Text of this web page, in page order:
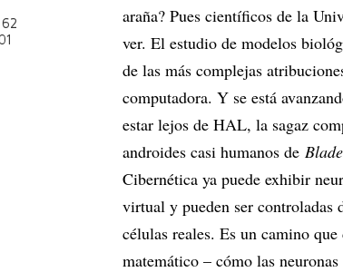
62
araña? Pues científicos de la
ver. El estudio de modelos
de las más complejas
computadora. Y se está
estar lejos de HAL, la sagaz
androides casi humanos de
Cibernética ya puede exhibir
virtual y pueden ser controladas
células reales. Es un camino
matemático – cómo las